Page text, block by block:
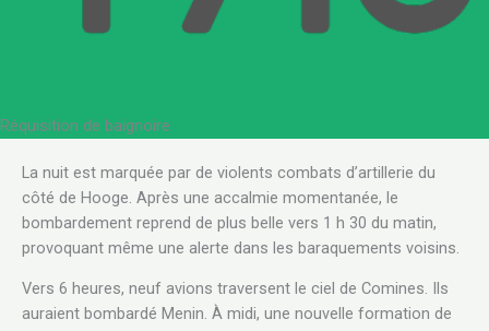
Réquisition de baignoire
La nuit est marquée par de violents combats d’artillerie du
côté de Hooge. Après une accalmie momentanée, le
bombardement reprend de plus belle vers 1 h 30 du matin,
provoquant même une alerte dans les baraquements voisins.
Vers 6 heures, neuf avions traversent le ciel de Comines. Ils
auraient bombardé Menin. À midi, une nouvelle formation de